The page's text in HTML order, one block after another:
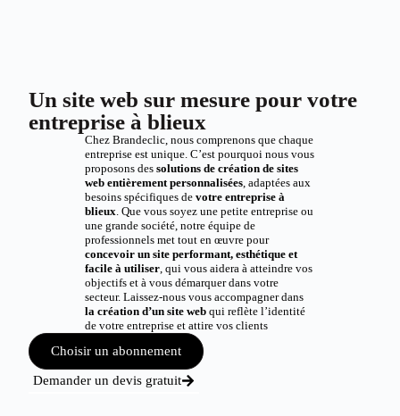
Un site web sur mesure pour votre
entreprise à blieux
Chez Brandeclic, nous comprenons que chaque
entreprise est unique. C’est pourquoi nous vous
proposons des solutions de création de sites
web entièrement personnalisées, adaptées aux
besoins spécifiques de votre entreprise à
blieux. Que vous soyez une petite entreprise ou
une grande société, notre équipe de
professionnels met tout en œuvre pour
concevoir un site performant, esthétique et
facile à utiliser, qui vous aidera à atteindre vos
objectifs et à vous démarquer dans votre
secteur. Laissez-nous vous accompagner dans
la création d’un site webqui reflète l’identité
de votre entreprise et attire vos clients
Choisir un abonnement
Demander un devis gratuit